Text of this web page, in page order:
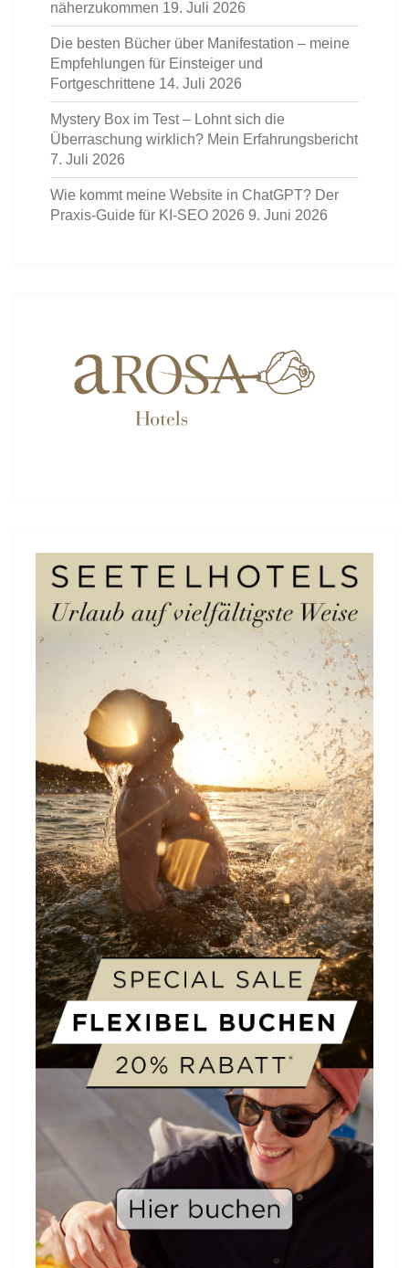
näherzukommen 19. Juli 2026
Die besten Bücher über Manifestation – meine
Empfehlungen für Einsteiger und
Fortgeschrittene 14. Juli 2026
Mystery Box im Test – Lohnt sich die
Überraschung wirklich? Mein Erfahrungsbericht
7. Juli 2026
Wie kommt meine Website in ChatGPT? Der
Praxis-Guide für KI-SEO 2026 9. Juni 2026